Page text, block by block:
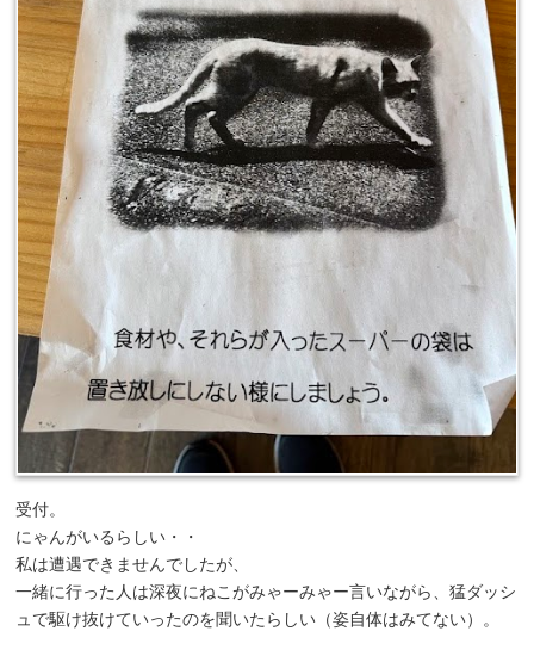
受付。
にゃんがいるらしい・・
私は遭遇できませんでしたが、
一緒に行った人は深夜にねこがみゃーみゃー言いながら、猛ダッシ
ュで駆け抜けていったのを聞いたらしい（姿自体はみてない）。